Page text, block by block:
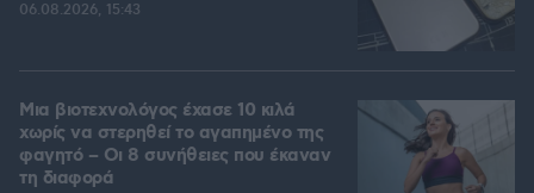
06.08.2026, 15:43
Μια βιοτεχνολόγος έχασε 10 κιλά
χωρίς να στερηθεί το αγαπημένο της
φαγητό – Οι 8 συνήθειες που έκαναν
τη διαφορά